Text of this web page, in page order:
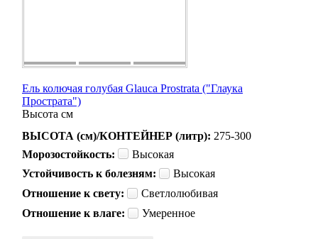
Ель колючая голубая Glauca Prostrata ("Глаука
Прострата")
Высота см
ВЫСОТА (см)/КОНТЕЙНЕР (литр): 275-300
Морозостойкость:
Высокая
Устойчивость к болезням:
Высокая
Отношение к свету:
Светлолюбивая
Отношение к влаге:
Умеренное